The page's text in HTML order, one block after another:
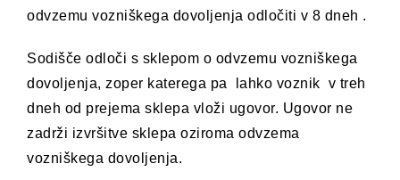
odvzemu vozniškega dovoljenja odločiti v 8 dneh .
Sodišče odloči s sklepom o odvzemu vozniškega
dovoljenja, zoper katerega pa lahko voznik v treh
dneh od prejema sklepa vloži ugovor. Ugovor ne
zadrži izvršitve sklepa oziroma odvzema
vozniškega dovoljenja.